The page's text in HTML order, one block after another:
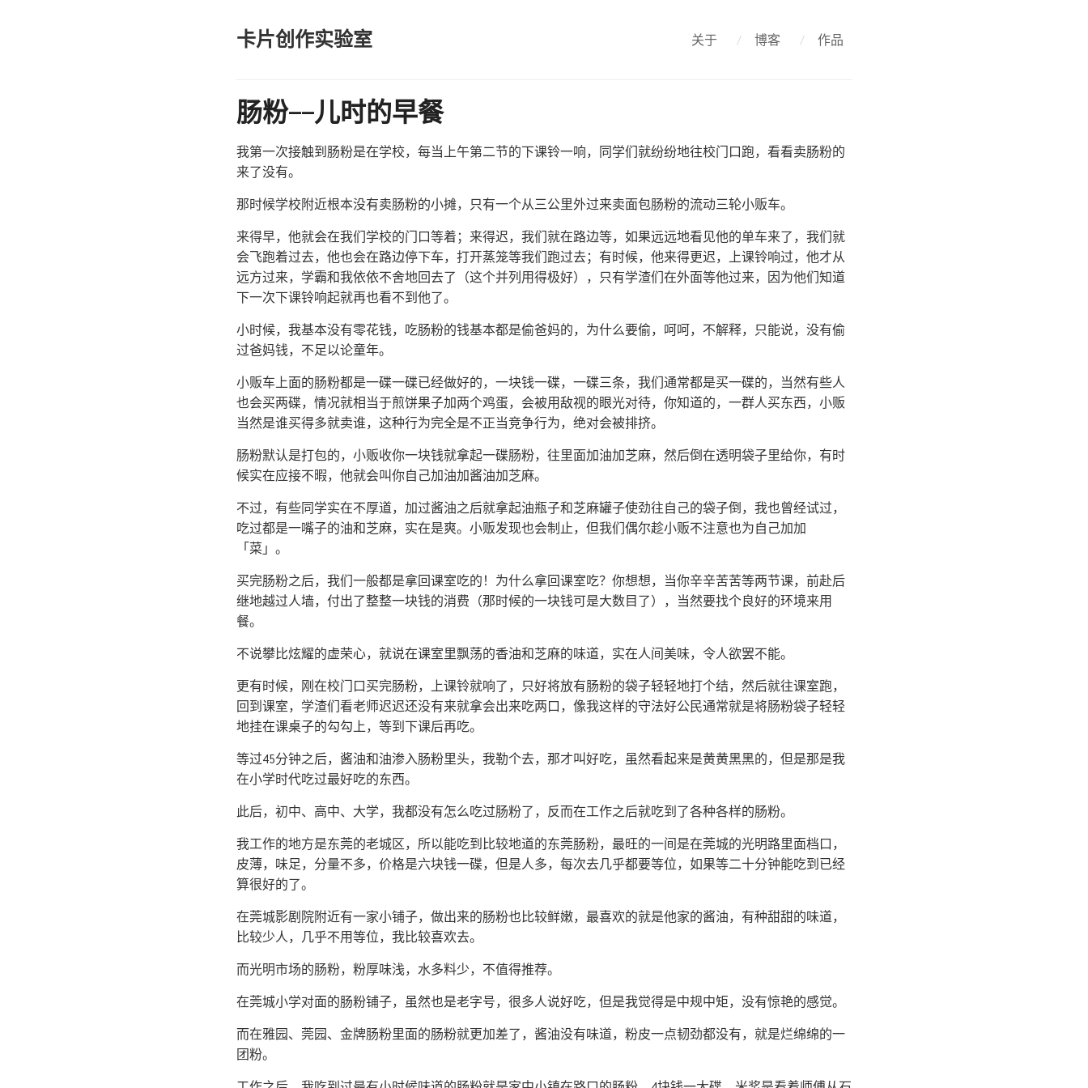
卡片创作实验室 关于 / 博客 / 作品
肠粉——儿时的早餐
我第一次接触到肠粉是在学校，每当上午第二节的下课铃一响，同学们就纷纷地往校门口跑，看看卖肠粉的
来了没有。
那时候学校附近根本没有卖肠粉的小摊，只有一个从三公里外过来卖面包肠粉的流动三轮小贩车。
来得早，他就会在我们学校的门口等着；来得迟，我们就在路边等，如果远远地看见他的单车来了，我们就
会飞跑着过去，他也会在路边停下车，打开蒸笼等我们跑过去；有时候，他来得更迟，上课铃响过，他才从
远方过来，学霸和我依依不舍地回去了（这个并列用得极好），只有学渣们在外面等他过来，因为他们知道
下一次下课铃响起就再也看不到他了。
小时候，我基本没有零花钱，吃肠粉的钱基本都是偷爸妈的，为什么要偷，呵呵，不解释，只能说，没有偷
过爸妈钱，不足以论童年。
小贩车上面的肠粉都是一碟一碟已经做好的，一块钱一碟，一碟三条，我们通常都是买一碟的，当然有些人
也会买两碟，情况就相当于煎饼果子加两个鸡蛋，会被用敌视的眼光对待，你知道的，一群人买东西，小贩
当然是谁买得多就卖谁，这种行为完全是不正当竞争行为，绝对会被排挤。
肠粉默认是打包的，小贩收你一块钱就拿起一碟肠粉，往里面加油加芝麻，然后倒在透明袋子里给你，有时
候实在应接不暇，他就会叫你自己加油加酱油加芝麻。
不过，有些同学实在不厚道，加过酱油之后就拿起油瓶子和芝麻罐子使劲往自己的袋子倒，我也曾经试过，
吃过都是一嘴子的油和芝麻，实在是爽。小贩发现也会制止，但我们偶尔趁小贩不注意也为自己加加
「菜」。
买完肠粉之后，我们一般都是拿回课室吃的！为什么拿回课室吃？你想想，当你辛辛苦苦等两节课，前赴后
继地越过人墙，付出了整整一块钱的消费（那时候的一块钱可是大数目了），当然要找个良好的环境来用
餐。
不说攀比炫耀的虚荣心，就说在课室里飘荡的香油和芝麻的味道，实在人间美味，令人欲罢不能。
更有时候，刚在校门口买完肠粉，上课铃就响了，只好将放有肠粉的袋子轻轻地打个结，然后就往课室跑，
回到课室，学渣们看老师迟迟还没有来就拿会出来吃两口，像我这样的守法好公民通常就是将肠粉袋子轻轻
地挂在课桌子的勾勾上，等到下课后再吃。
等过45分钟之后，酱油和油渗入肠粉里头，我勒个去，那才叫好吃，虽然看起来是黄黄黑黑的，但是那是我
在小学时代吃过最好吃的东西。
此后，初中、高中、大学，我都没有怎么吃过肠粉了，反而在工作之后就吃到了各种各样的肠粉。
我工作的地方是东莞的老城区，所以能吃到比较地道的东莞肠粉，最旺的一间是在莞城的光明路里面档口，
皮薄，味足，分量不多，价格是六块钱一碟，但是人多，每次去几乎都要等位，如果等二十分钟能吃到已经
算很好的了。
在莞城影剧院附近有一家小铺子，做出来的肠粉也比较鲜嫩，最喜欢的就是他家的酱油，有种甜甜的味道，
比较少人，几乎不用等位，我比较喜欢去。
而光明市场的肠粉，粉厚味浅，水多料少，不值得推荐。
在莞城小学对面的肠粉铺子，虽然也是老字号，很多人说好吃，但是我觉得是中规中矩，没有惊艳的感觉。
而在雅园、莞园、金牌肠粉里面的肠粉就更加差了，酱油没有味道，粉皮一点韧劲都没有，就是烂绵绵的一
团粉。